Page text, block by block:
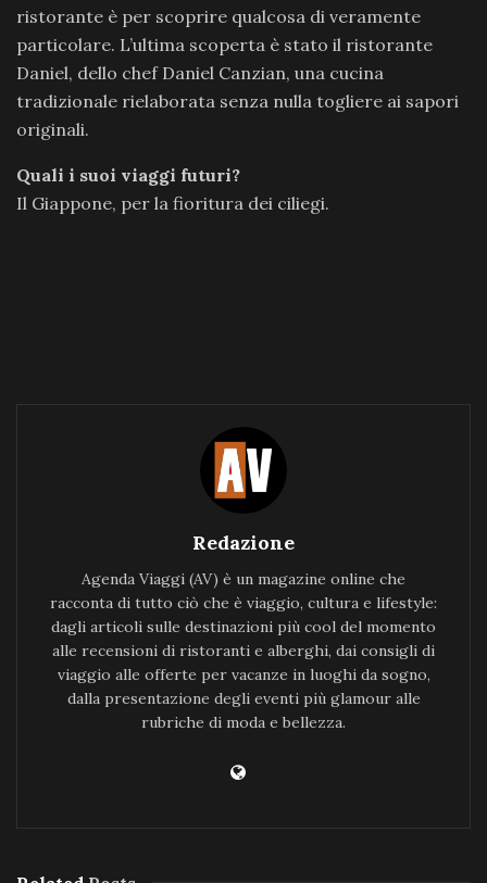
ristorante è per scoprire qualcosa di veramente
particolare. L’ultima scoperta è stato il ristorante
Daniel, dello chef Daniel Canzian, una cucina
tradizionale rielaborata senza nulla togliere ai sapori
originali.
Quali i suoi viaggi futuri?
Il Giappone, per la fioritura dei ciliegi.
Redazione
Agenda Viaggi (AV) è un magazine online che
racconta di tutto ciò che è viaggio, cultura e lifestyle:
dagli articoli sulle destinazioni più cool del momento
alle recensioni di ristoranti e alberghi, dai consigli di
viaggio alle offerte per vacanze in luoghi da sogno,
dalla presentazione degli eventi più glamour alle
rubriche di moda e bellezza.